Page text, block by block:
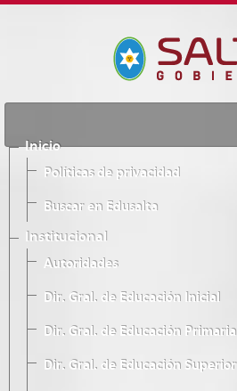
Inicio
Políticas de privacidad
Buscar en Edusalta
Institucional
Autoridades
Dir. Gral. de Educación Inicial
Dir. Gral. de Educación Primaria
Dir. Gral. de Educación Superior